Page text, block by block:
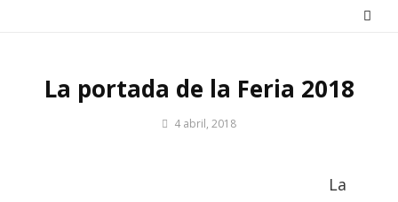
La portada de la Feria 2018
Por4 abril, 2018
La